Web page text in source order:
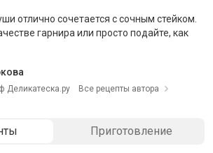
отлично сочетается с сочным стейком.
гарнира или просто подайте, как
Деликатеска.ру Все рецепты автора
Приготовление